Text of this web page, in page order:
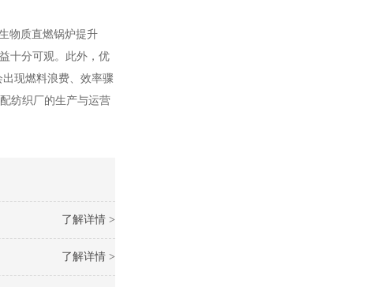
物质直燃锅炉提升
十分可观。此外，优
现燃料浪费、效率骤
纺织厂的生产与运营
了解详情 >
了解详情 >